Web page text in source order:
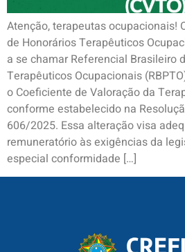
Atenção, terapeutas ocupacionais!
de Honorários Terapêuticos
a se chamar Referencial Brasileiro
Terapêuticos Ocupacionais
o Coeficiente de Valoração da
conforme estabelecido na
606/2025. Essa alteração visa
remuneratório às exigências da
especial conformidade […]